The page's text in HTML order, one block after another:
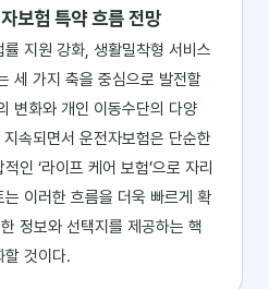
보험 특약 흐름 전망
지원 강화, 생활밀착형 서비스
세 가지 축을 중심으로 발전할
변화와 개인 이동수단의 다양
속되면서 운전자보험은 단순한
인 ‘라이프 케어 보험’으로 자리
이러한 흐름을 더욱 빠르게 확
정보와 선택지를 제공하는 핵
할 것이다.